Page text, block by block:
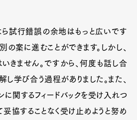
なら試行錯誤の余地はもっと広いです
の案に進むことができます。しかし、
きません。ですから、何度も話し合
学び合う過程がありました。また、
に関するフィードバックを受け入れつ
妥協することなく受け止めようと努め